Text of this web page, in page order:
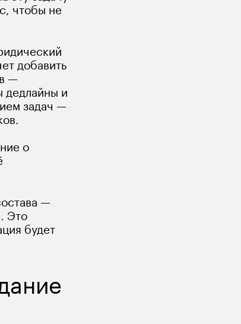
чтобы не
добавить
—
дедлайны и
задач —
о
—
Это
будет